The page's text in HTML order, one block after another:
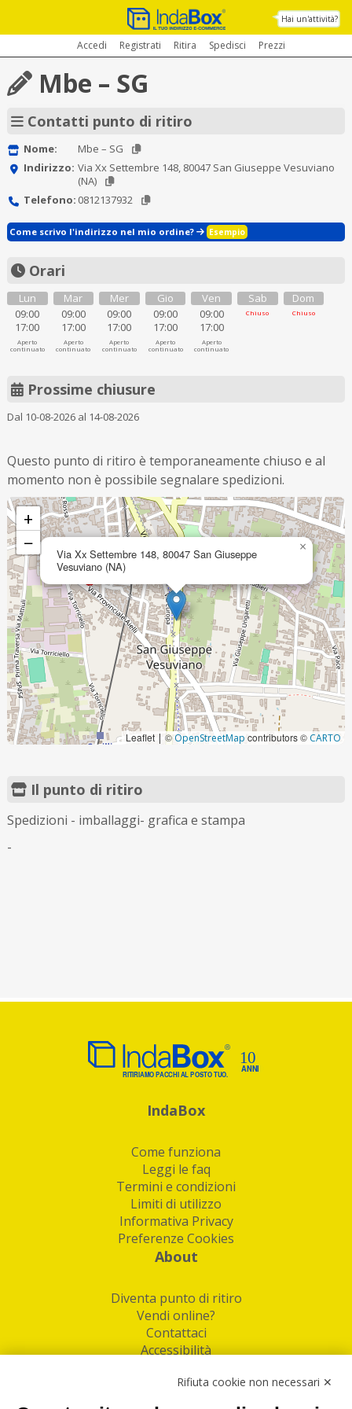
Hai un'attività?
Accedi Registrati Ritira Spedisci Prezzi
Mbe – SG
Contatti punto di ritiro
Nome:
Mbe – SG
Indirizzo: Via Xx Settembre 148, 80047 San Giuseppe Vesuviano
(NA)
Telefono: 0812137932
Come scrivo l'indirizzo nel mio ordine? Esempio
Orari
Lun
09:00
17:00
Aperto
continuato
Mar
09:00
17:00
Aperto
continuato
Mer
09:00
17:00
Aperto
continuato
Gio
09:00
17:00
Aperto
continuato
Ven
09:00
17:00
Aperto
continuato
Sab
Chiuso
Dom
Chiuso
Prossime chiusure
Dal 10-08-2026 al 14-08-2026
Questo punto di ritiro è temporaneamente chiuso e al
momento non è possibile segnalare spedizioni.
Via Xx Settembre 148, 80047 San Giuseppe
Vesuviano (NA)
×
+
−
Leaflet | ©OpenStreetMap contributors © CARTO
Il punto di ritiro
Spedizioni - imballaggi- grafica e stampa
-
IndaBox
Come funziona
Leggi le faq
Termini e condizioni
Limiti di utilizzo
Informativa Privacy
Preferenze Cookies
About
Diventa punto di ritiro
Vendi online?
Contattaci
Accessibilità
Rifiuta cookie non necessari ✕